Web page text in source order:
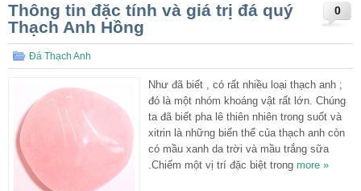
0
Thông tin đặc tính và giá trị đá quý
Thạch Anh Hồng
Đá Thạch Anh
Như đã biết , có rất nhiều loại thạch anh ;
đó là một nhóm khoáng vật rất lớn. Chúng
ta đã biết pha lê thiên nhiên trong suốt và
xitrin là những biến thể của thạch anh còn
có mầu xanh da trời và mầu trắng sữa
.Chiếm một vị trí đặc biệt trong more »